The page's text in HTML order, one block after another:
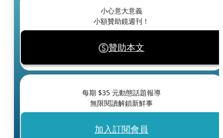
小心意大意義
小額贊助鏡週刊！
贊助本文
每期 $35 元動態話題報導
無限閱讀解鎖新鮮事
加入訂閱會員